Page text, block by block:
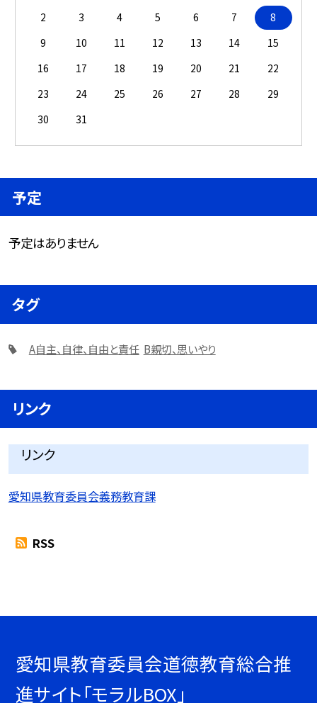
2
3 4 5 6 7
8
9
10 11 12 13 14
15
16
17 18 19 20 21
22
23
24 25 26 27 28
29
30
31
予定
予定はありません
タグ
A自主、自律、自由と責任 B親切、思いやり
リンク
リンク
愛知県教育委員会義務教育課
RSS
愛知県教育委員会道徳教育総合推
進サイト「モラルBOX」